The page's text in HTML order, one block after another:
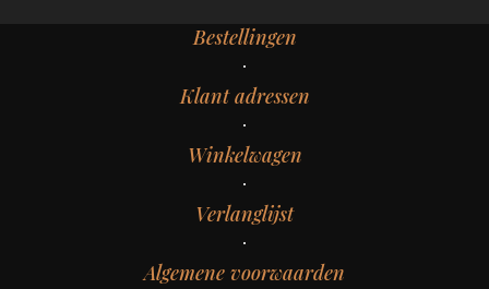
Bestellingen
Klant adressen
Winkelwagen
Verlanglijst
Algemene voorwaarden